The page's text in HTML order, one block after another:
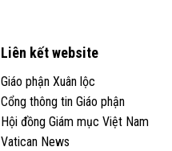
Liên kết website
Giáo phận Xuân lộc
Cổng thông tin Giáo phận
Hội đồng Giám mục Việt Nam
Vatican News